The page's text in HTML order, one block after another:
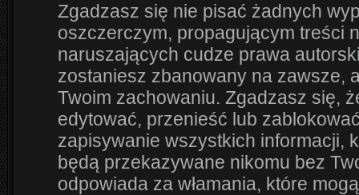
Zgadzasz się nie pisać żadnych
oszczerczym, propagującym treści
naruszających cudze prawa
zostaniesz zbanowany na zawsze,
Twoim zachowaniu. Zgadzasz się,
edytować, przenieść lub
zapisywanie wszystkich informacji,
będą przekazywane nikomu bez
odpowiada za włamania, które